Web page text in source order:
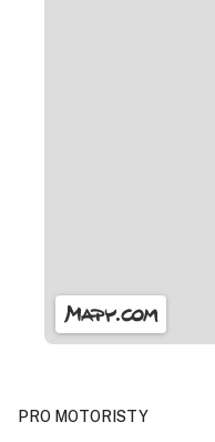
PRO MOTORISTY